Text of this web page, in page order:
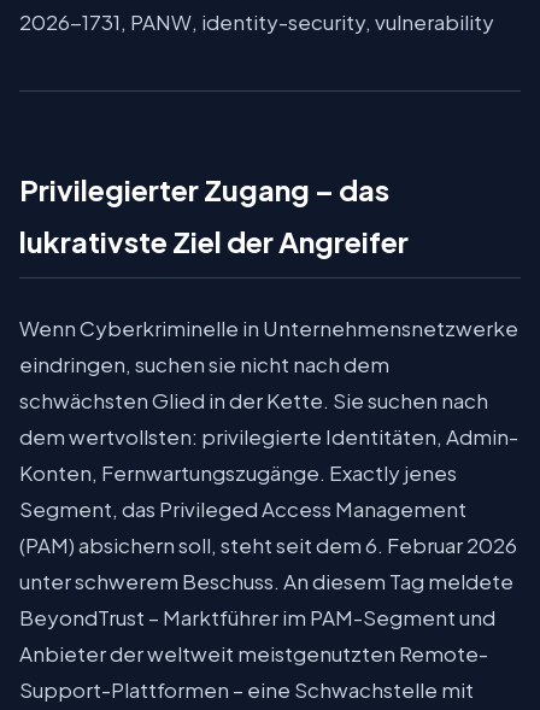
2026-1731, PANW, identity-security, vulnerability
Privilegierter Zugang – das
lukrativste Ziel der Angreifer
Wenn Cyberkriminelle in Unternehmensnetzwerke
eindringen, suchen sie nicht nach dem
schwächsten Glied in der Kette. Sie suchen nach
dem wertvollsten: privilegierte Identitäten, Admin-
Konten, Fernwartungszugänge. Exactly jenes
Segment, das Privileged Access Management
(PAM) absichern soll, steht seit dem 6. Februar 2026
unter schwerem Beschuss. An diesem Tag meldete
BeyondTrust – Marktführer im PAM-Segment und
Anbieter der weltweit meistgenutzten Remote-
Support-Plattformen – eine Schwachstelle mit